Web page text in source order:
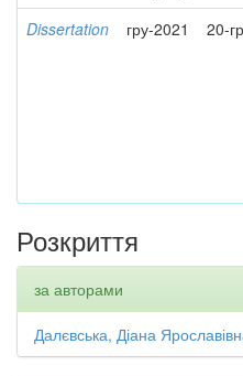
Dissertation гру-2021 20-
Розкриття
за авторами
Далєвська, Діана